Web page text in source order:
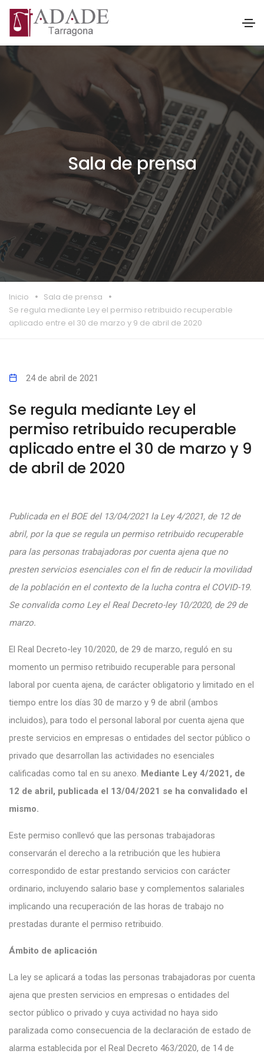
Sala de prensa
Inicio
Sala de prensa
Se regula mediante Ley el permiso retribuido recuperable
aplicado entre el 30 de marzo y 9 de abril de 2020
24 de abril de 2021
Se regula mediante Ley el
permiso retribuido recuperable
aplicado entre el 30 de marzo y 9
de abril de 2020
Publicada en el BOE del 13/04/2021 la Ley 4/2021, de 12 de
abril, por la que se regula un permiso retribuido recuperable
para las personas trabajadoras por cuenta ajena que no
presten servicios esenciales con el fin de reducir la movilidad
de la población en el contexto de la lucha contra el COVID-19.
Se convalida como Ley el Real Decreto-ley 10/2020, de 29 de
marzo.
El Real Decreto-ley 10/2020, de 29 de marzo, reguló en su
momento un permiso retribuido recuperable para personal
laboral por cuenta ajena, de carácter obligatorio y limitado en el
tiempo entre los días 30 de marzo y 9 de abril (ambos
incluidos), para todo el personal laboral por cuenta ajena que
preste servicios en empresas o entidades del sector público o
privado que desarrollan las actividades no esenciales
calificadas como tal en su anexo. Mediante Ley 4/2021, de
12 de abril, publicada el 13/04/2021 se ha convalidado el
mismo.
Este permiso conllevó que las personas trabajadoras
conservarán el derecho a la retribución que les hubiera
correspondido de estar prestando servicios con carácter
ordinario, incluyendo salario base y complementos salariales
implicando una recuperación de las horas de trabajo no
prestadas durante el permiso retribuido.
Ámbito de aplicación
La ley se aplicará a todas las personas trabajadoras por cuenta
ajena que presten servicios en empresas o entidades del
sector público o privado y cuya actividad no haya sido
paralizada como consecuencia de la declaración de estado de
alarma establecida por el Real Decreto 463/2020, de 14 de